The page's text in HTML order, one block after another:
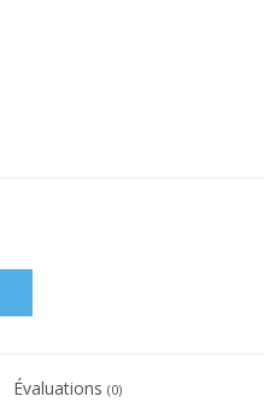
Évaluations (0)